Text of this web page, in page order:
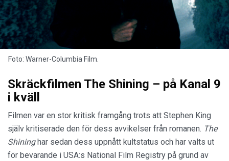
Foto: Warner-Columbia Film.
Skräckfilmen The Shining – på Kanal 9
i kväll
Filmen var en stor kritisk framgång trots att Stephen King
själv kritiserade den för dess avvikelser från romanen. The
Shininghar sedan dess uppnått kultstatus och har valts ut
för bevarande i USA:s National Film Registry på grund av